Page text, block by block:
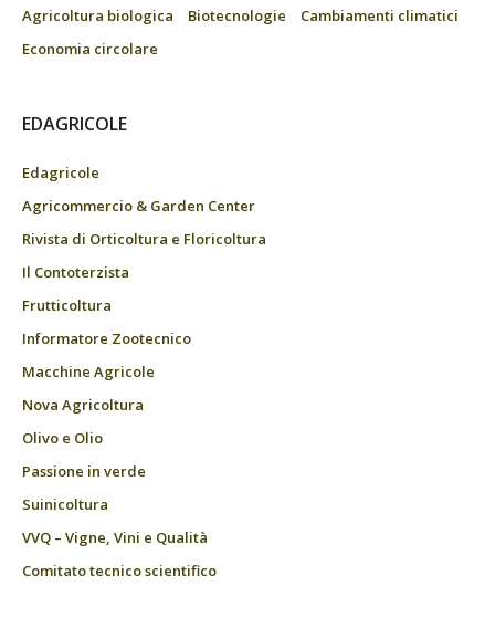
Agricoltura biologica
Biotecnologie
Cambiamenti climatici
Economia circolare
EDAGRICOLE
Edagricole
Agricommercio & Garden Center
Rivista di Orticoltura e Floricoltura
Il Contoterzista
Frutticoltura
Informatore Zootecnico
Macchine Agricole
Nova Agricoltura
Olivo e Olio
Passione in verde
Suinicoltura
VVQ – Vigne, Vini e Qualità
Comitato tecnico scientifico